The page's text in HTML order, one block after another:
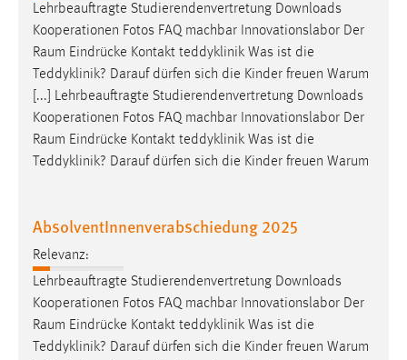
Lehrbeauftragte Studierendenvertretung Downloads
Kooperationen Fotos FAQ machbar Innovationslabor Der
Raum Eindrücke Kontakt teddyklinik Was ist die
Teddyklinik? Darauf dürfen sich die Kinder freuen Warum
[...] Lehrbeauftragte Studierendenvertretung Downloads
Kooperationen Fotos FAQ machbar Innovationslabor Der
Raum Eindrücke Kontakt teddyklinik Was ist die
Teddyklinik? Darauf dürfen sich die Kinder freuen Warum
AbsolventInnenverabschiedung 2025
Relevanz:
Lehrbeauftragte Studierendenvertretung Downloads
Kooperationen Fotos FAQ machbar Innovationslabor Der
Raum Eindrücke Kontakt teddyklinik Was ist die
Teddyklinik? Darauf dürfen sich die Kinder freuen Warum